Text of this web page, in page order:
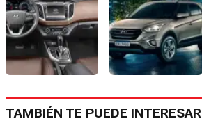
TAMBIÉN TE PUEDE INTERESAR